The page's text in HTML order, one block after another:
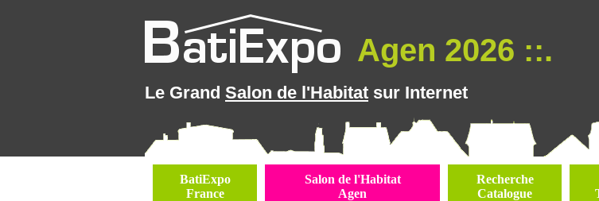
Agen 2026 ::.
Le Grand Salon de l'Habitat sur Internet
BatiExpo
France
Salon de l'Habitat
Agen
Recherche
Catalogue